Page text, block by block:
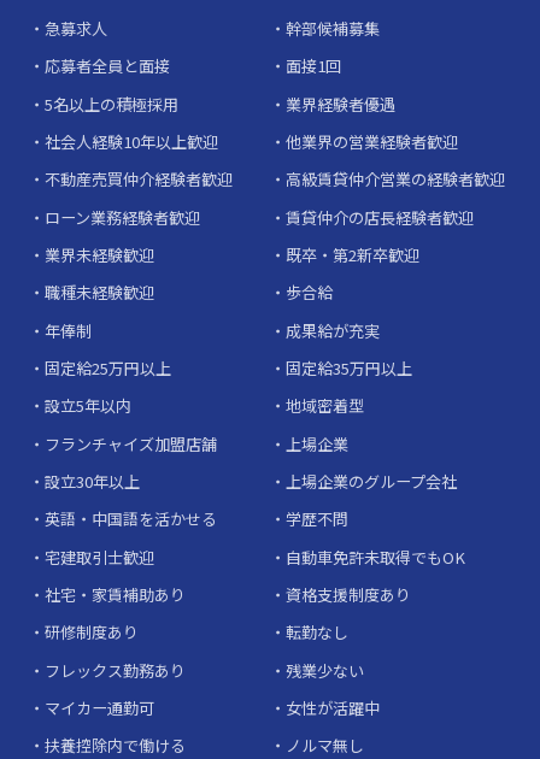
急募求人
幹部候補募集
応募者全員と面接
面接1回
5名以上の積極採用
業界経験者優遇
社会人経験10年以上歓迎
他業界の営業経験者歓迎
不動産売買仲介経験者歓迎
高級賃貸仲介営業の経験者歓迎
ローン業務経験者歓迎
賃貸仲介の店長経験者歓迎
業界未経験歓迎
既卒・第2新卒歓迎
職種未経験歓迎
歩合給
年俸制
成果給が充実
固定給25万円以上
固定給35万円以上
設立5年以内
地域密着型
フランチャイズ加盟店舗
上場企業
設立30年以上
上場企業のグループ会社
英語・中国語を活かせる
学歴不問
宅建取引士歓迎
自動車免許未取得でもOK
社宅・家賃補助あり
資格支援制度あり
研修制度あり
転勤なし
フレックス勤務あり
残業少ない
マイカー通勤可
女性が活躍中
扶養控除内で働ける
ノルマ無し